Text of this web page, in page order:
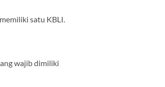
satu KBLI.
wajib dimiliki